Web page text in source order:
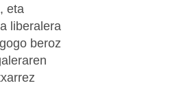
eta
liberalera
beroz